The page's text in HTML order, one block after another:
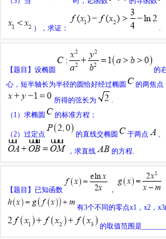
），求证：
【题目】 设椭圆 的
心，短半轴长为半径的圆恰好经过椭圆
的两焦点
所得的弦长为
（ 1 ）求椭圆 的标准方程；
（2）过定点 的直线交椭圆 于两点
，求直线 的方程
【题目】 已知函数 ，
有3个不同的零点x1 ，x2 ，x3
的取值范围是